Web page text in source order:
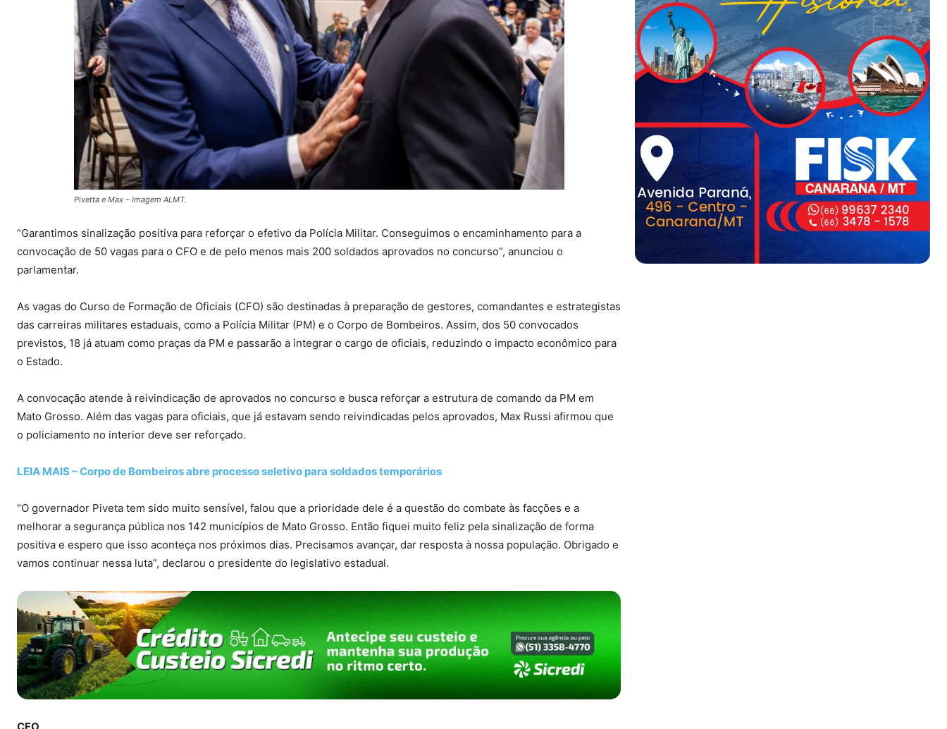
Pivetta e Max – Imagem ALMT.
“Garantimos sinalização positiva para reforçar o efetivo da Polícia Militar. Conseguimos o encaminhamento para a
convocação de 50 vagas para o CFO e de pelo menos mais 200 soldados aprovados no concurso”, anunciou o
parlamentar.
As vagas do Curso de Formação de Oficiais (CFO) são destinadas à preparação de gestores, comandantes e estrategistas
das carreiras militares estaduais, como a Polícia Militar (PM) e o Corpo de Bombeiros. Assim, dos 50 convocados
previstos, 18 já atuam como praças da PM e passarão a integrar o cargo de oficiais, reduzindo o impacto econômico para
o Estado.
A convocação atende à reivindicação de aprovados no concurso e busca reforçar a estrutura de comando da PM em
Mato Grosso. Além das vagas para oficiais, que já estavam sendo reivindicadas pelos aprovados, Max Russi afirmou que
o policiamento no interior deve ser reforçado.
LEIA MAIS – Corpo de Bombeiros abre processo seletivo para soldados temporários
“O governador Piveta tem sido muito sensível, falou que a prioridade dele é a questão do combate às facções e a
melhorar a segurança pública nos 142 municípios de Mato Grosso. Então fiquei muito feliz pela sinalização de forma
positiva e espero que isso aconteça nos próximos dias. Precisamos avançar, dar resposta à nossa população. Obrigado e
vamos continuar nessa luta”, declarou o presidente do legislativo estadual.